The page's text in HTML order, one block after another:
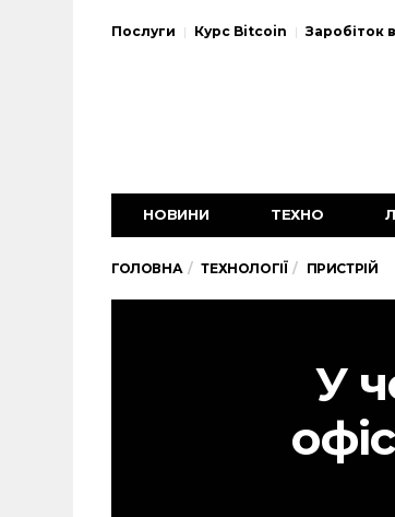
Послуги Курс Bitcoin Заробіток
НОВИНИ ТЕХНО
ГОЛОВНА ТЕХНОЛОГІЇ ПРИСТРІЙ
У